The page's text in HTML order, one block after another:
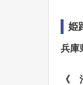
姫
兵庫
《